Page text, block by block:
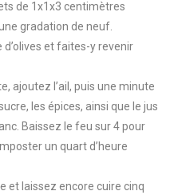
de 1x1x3 centimètres
gradation de neuf.
d’olives et faites-y revenir
ajoutez l’ail, puis une minute
les épices, ainsi que le jus
Baissez le feu sur 4 pour
un quart d’heure
et laissez encore cuire cinq